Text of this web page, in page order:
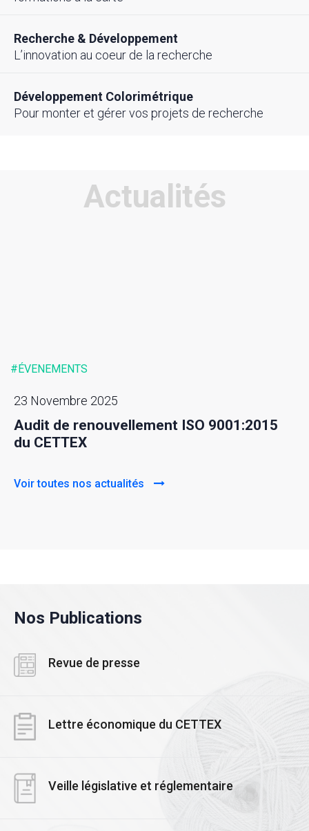
Recherche & Développement
L’innovation au coeur de la recherche
Développement Colorimétrique
Pour monter et gérer vos projets de recherche
Actualités
#ÉVENEMENTS
23 Novembre 2025
Audit de renouvellement ISO 9001:2015
du CETTEX
Voir toutes nos actualités
Nos Publications
Revue de presse
Lettre économique du CETTEX
Veille législative et réglementaire